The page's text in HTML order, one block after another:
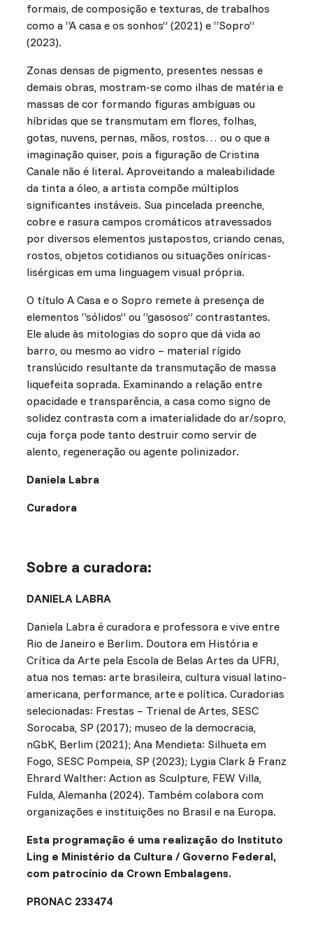
formais, de composição e texturas, de trabalhos
como a “A casa e os sonhos” (2021) e “Sopro”
(2023).
Zonas densas de pigmento, presentes nessas e
demais obras, mostram-se como ilhas de matéria e
massas de cor formando figuras ambíguas ou
híbridas que se transmutam em flores, folhas,
gotas, nuvens, pernas, mãos, rostos… ou o que a
imaginação quiser, pois a figuração de Cristina
Canale não é literal. Aproveitando a maleabilidade
da tinta a óleo, a artista compõe múltiplos
significantes instáveis. Sua pincelada preenche,
cobre e rasura campos cromáticos atravessados
por diversos elementos justapostos, criando cenas,
rostos, objetos cotidianos ou situações oníricas-
lisérgicas em uma linguagem visual própria.
O título A Casa e o Sopro remete à presença de
elementos “sólidos” ou “gasosos” contrastantes.
Ele alude às mitologias do sopro que dá vida ao
barro, ou mesmo ao vidro – material rígido
translúcido resultante da transmutação de massa
liquefeita soprada. Examinando a relação entre
opacidade e transparência, a casa como signo de
solidez contrasta com a imaterialidade do ar/sopro,
cuja força pode tanto destruir como servir de
alento, regeneração ou agente polinizador.
Daniela Labra
Curadora
Sobre a curadora:
DANIELA LABRA
Daniela Labra é curadora e professora e vive entre
Rio de Janeiro e Berlim. Doutora em História e
Crítica da Arte pela Escola de Belas Artes da UFRJ,
atua nos temas: arte brasileira, cultura visual latino-
americana, performance, arte e política. Curadorias
selecionadas: Frestas – Trienal de Artes, SESC
Sorocaba, SP (2017); museo de la democracia,
nGbK, Berlim (2021); Ana Mendieta: Silhueta em
Fogo, SESC Pompeia, SP (2023); Lygia Clark & Franz
Ehrard Walther: Action as Sculpture, FEW Villa,
Fulda, Alemanha (2024). Também colabora com
organizações e instituições no Brasil e na Europa.
Esta programação é uma realização do Instituto
Ling e Ministério da Cultura / Governo Federal,
com patrocínio da Crown Embalagens.
PRONAC 233474